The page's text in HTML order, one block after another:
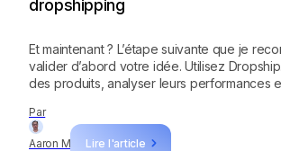
Par
Aaron M Lire l'article
dropshipping
Et maintenant ? L’étape suivante que je
valider d’abord votre idée. Utilisez
des produits, analyser leurs performances
disponible gratuitement pendant 7 jours,
dès maintenant !